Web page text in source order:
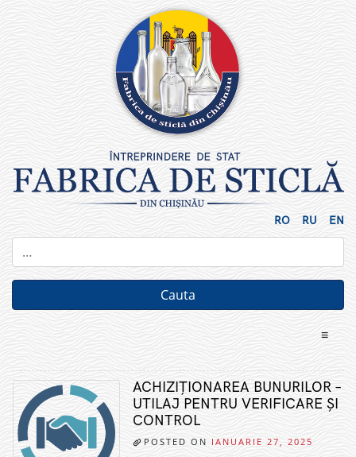
RO RU EN
≡
ACHIZIȚIONAREA BUNURILOR –
UTILAJ PENTRU VERIFICARE ȘI
CONTROL
POSTED ON IANUARIE 27, 2025